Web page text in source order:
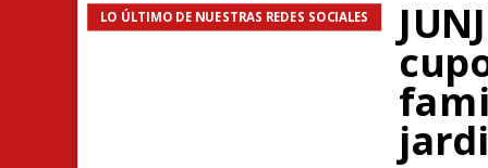
LO ÚLTIMO DE NUESTRAS REDES SOCIALES